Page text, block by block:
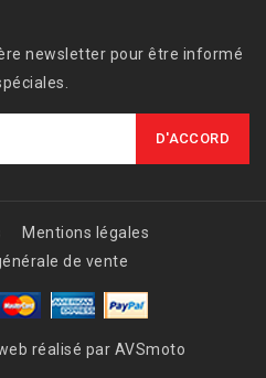
newsletter pour être informé
Mentions légales
de vente
réalisé par AVSmoto